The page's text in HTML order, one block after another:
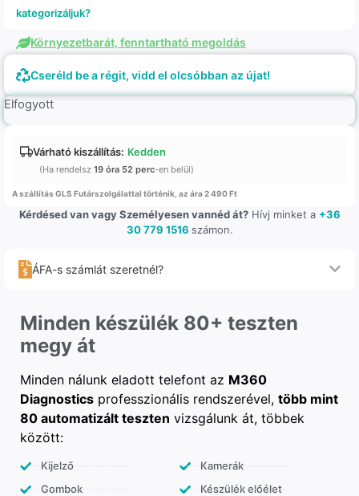
kategorizáljuk?
Környezetbarát, fenntartható megoldás
Cseréld be a régit, vidd el olcsóbban az újat!
Elfogyott
Várható kiszállítás: Kedden
(Ha rendelsz 19 óra 52 perc-en belül)
A szállítás GLS Futárszolgálattal történik, az ára 2 490 Ft
Kérdésed van vagy Személyesen vannéd át?Hívj minket a +36
30 779 1516 számon.
ÁFA-s számlát szeretnél?
Minden készülék 80+ teszten
megy át
Minden nálunk eladott telefont az M360
Diagnostics professzionális rendszerével, több mint
80 automatizált teszten vizsgálunk át, többek
között:
Kijelző
Gombok
Kamerák
Készülék előélet